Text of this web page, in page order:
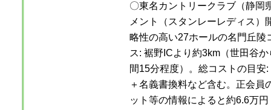
〇東名カントリークラブ（静岡
メント（スタンレーレディス）
略性の高い27ホールの名門丘陵
ス: 裾野ICより約3km（世田谷
間15分程度）。総コストの目安
＋名義書換料など含む。正会員
ット等の情報によると約6.6万